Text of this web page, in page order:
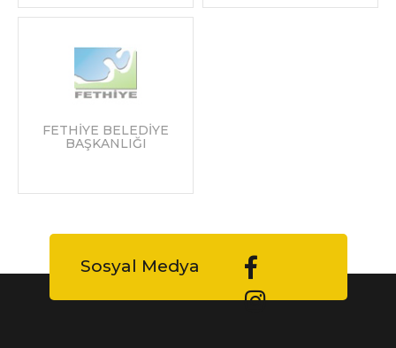
FETHİYE BELEDİYE
BAŞKANLIĞI
Sosyal Medya